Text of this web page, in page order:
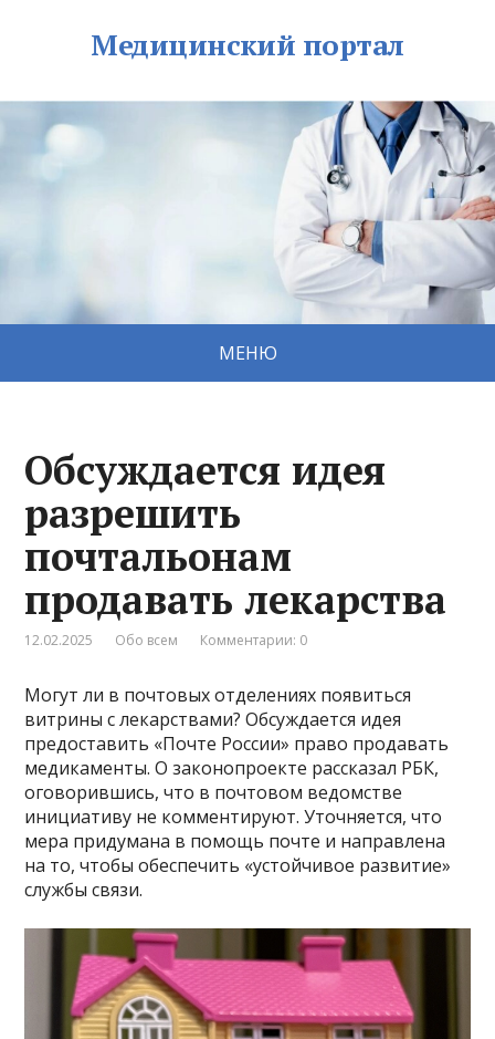
Медицинский портал
МЕНЮ
Обсуждается идея
разрешить
почтальонам
продавать лекарства
12.02.2025 Обо всем Комментарии: 0
Могут ли в почтовых отделениях появиться
витрины с лекарствами? Обсуждается идея
предоставить «Почте России» право продавать
медикаменты. О законопроекте рассказал РБК,
оговорившись, что в почтовом ведомстве
инициативу не комментируют. Уточняется, что
мера придумана в помощь почте и направлена
на то, чтобы обеспечить «устойчивое развитие»
службы связи.